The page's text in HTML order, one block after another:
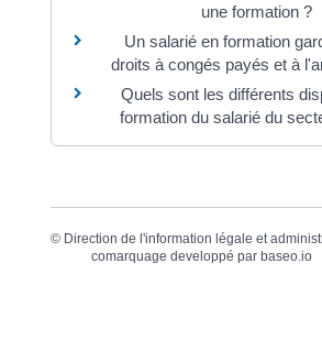
une formation ?
Un salarié en formation
droits à congés payés et à
Quels sont les différents
formation du salarié du
© Direction de l'information légale et
comarquage developpé parbaseo.io